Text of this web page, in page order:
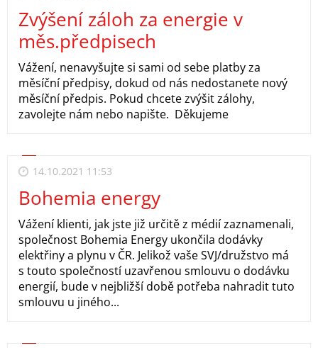
Zvýšení záloh za energie v
měs.předpisech
Vážení, nenavyšujte si sami od sebe platby za
měsíční předpisy, dokud od nás nedostanete nový
měsíční předpis. Pokud chcete zvýšit zálohy,
zavolejte nám nebo napište. Děkujeme
14.10.2021 11:53
Bohemia energy
Vážení klienti, jak jste již určitě z médií zaznamenali,
společnost Bohemia Energy ukončila dodávky
elektřiny a plynu v ČR. Jelikož vaše SVJ/družstvo má
s touto společností uzavřenou smlouvu o dodávku
energií, bude v nejbližší době potřeba nahradit tuto
smlouvu u jiného...